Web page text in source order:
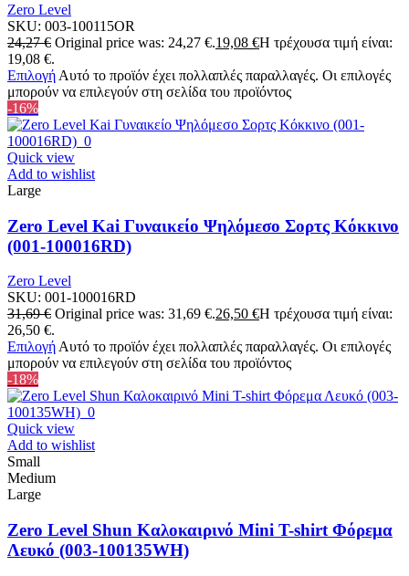
Zero Level
SKU: 003-100115OR
24,27€ Original price was: 24,27 €.19,08 €Η τρέχουσα τιμή είναι:
19,08 €.
Επιλογή Αυτό το προϊόν έχει πολλαπλές παραλλαγές. Οι επιλογές
μπορούν να επιλεγούν στη σελίδα του προϊόντος
-16%
Quick view
Add to wishlist
Large
Zero Level Kai Γυναικείο Ψηλόμεσο Σορτς Κόκκινο
(001-100016RD)
Zero Level
SKU: 001-100016RD
31,69€ Original price was: 31,69 €.26,50 €Η τρέχουσα τιμή είναι:
26,50 €.
Επιλογή Αυτό το προϊόν έχει πολλαπλές παραλλαγές. Οι επιλογές
μπορούν να επιλεγούν στη σελίδα του προϊόντος
-18%
Quick view
Add to wishlist
Small
Medium
Large
Zero Level Shun Καλοκαιρινό Mini T-shirt Φόρεμα
Λευκό (003-100135WH)